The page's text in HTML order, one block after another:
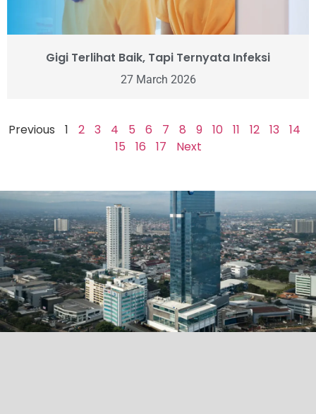
Gigi Terlihat Baik, Tapi Ternyata Infeksi
27 March 2026
Previous 1 2 3 4 5 6 7 8 9 10 11 12 13
14
15
16 17 Next